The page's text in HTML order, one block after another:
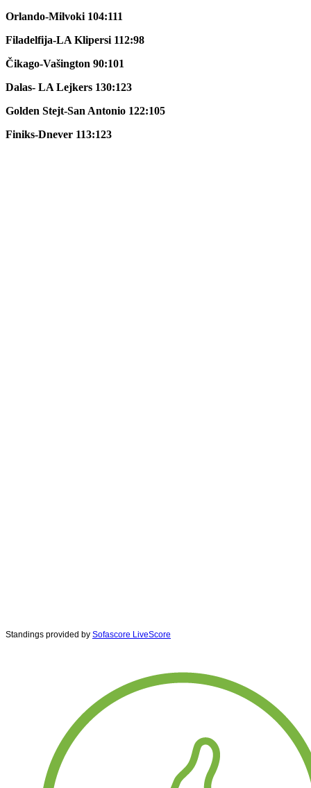
Orlando-Milvoki 104:111
Filadelfija-LA Klipersi 112:98
Čikago-Vašington 90:101
Dalas- LA Lejkers 130:123
Golden Stejt-San Antonio 122:105
Finiks-Dnever 113:123
Standings provided by Sofascore LiveScore